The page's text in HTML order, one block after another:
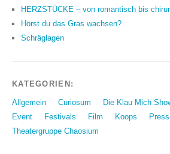
HERZSTÜCKE – von romantisch bis
Hörst du das Gras wachsen?
Schräglagen
KATEGORIEN:
Allgemein Curiosum Die Klau Mich
Event
Festivals Film Koops
Theatergruppe Chaosium